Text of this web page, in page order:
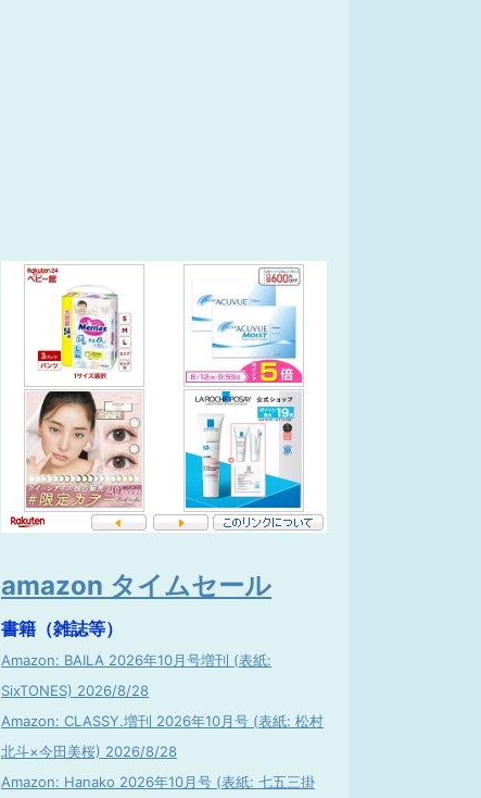
amazon タイムセール
書籍（雑誌等）
Amazon: BAILA 2026年10月号増刊 (表紙:
SixTONES) 2026/8/28
Amazon: CLASSY.増刊 2026年10月号 (表紙: 松村
北斗×今田美桜) 2026/8/28
Amazon: Hanako 2026年10月号 (表紙: 七五三掛